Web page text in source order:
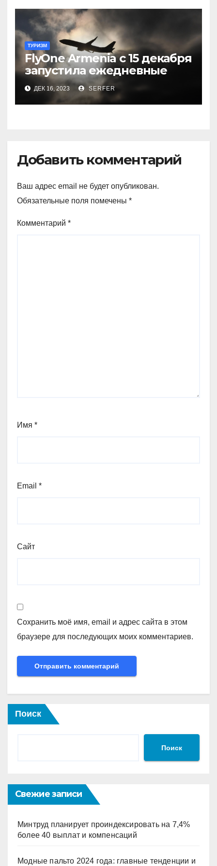
ТУРИЗМ
FlyOne Armenia с 15 декабря
запустила ежедневные
рейсы в Шереметьево
ДЕК 16, 2023 SERFER
Добавить комментарий
Ваш адрес email не будет опубликован.
Обязательные поля помечены *
Комментарий *
Имя *
Email *
Сайт
Сохранить моё имя, email и адрес сайта в этом
браузере для последующих моих комментариев.
Поиск
Поиск
Свежие записи
Минтруд планирует проиндексировать на 7,4%
более 40 выплат и компенсаций
Модные пальто 2024 года: главные тенденции и